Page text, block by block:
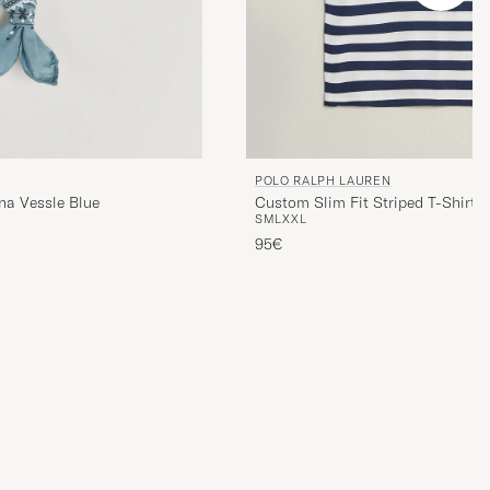
Vessle Blue
POLO RALPH LAUREN
Custom Slim Fit Striped T-Shirt
SMLXXL
95€